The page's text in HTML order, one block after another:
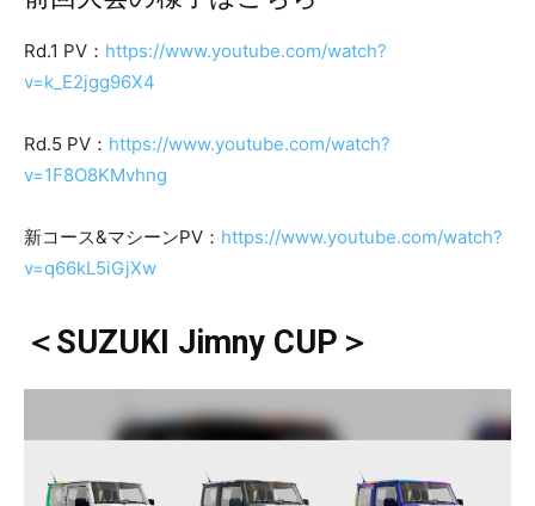
Rd.1 PV： https://www.youtube.com/watch?
v=k_E2jgg96X4
Rd.5 PV： https://www.youtube.com/watch?
v=1F8O8KMvhng
新コース&マシーンPV： https://www.youtube.com/watch?
v=q66kL5iGjXw
＜SUZUKI Jimny CUP＞